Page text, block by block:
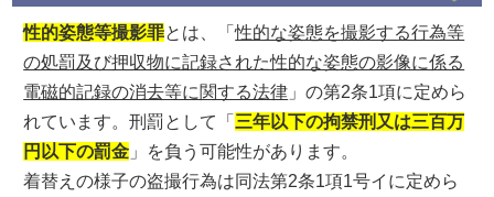
性的姿態等撮影罪とは、「性的な姿態を撮影する行為等
の処罰及び押収物に記録された性的な姿態の影像に係る
電磁的記録の消去等に関する法律 」の第2条1項に定めら
れています。刑罰として「 三年以下の拘禁刑又は三百万
円以下の罰金 」を負う可能性があります。
着替えの様子の盗撮行為は同法第2条1項1号イに定めら